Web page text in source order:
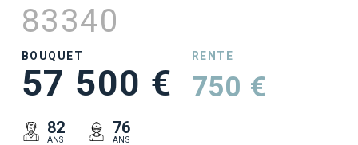
83340
BOUQUET
57 500 €
RENTE
750 €
82
ANS
76
ANS